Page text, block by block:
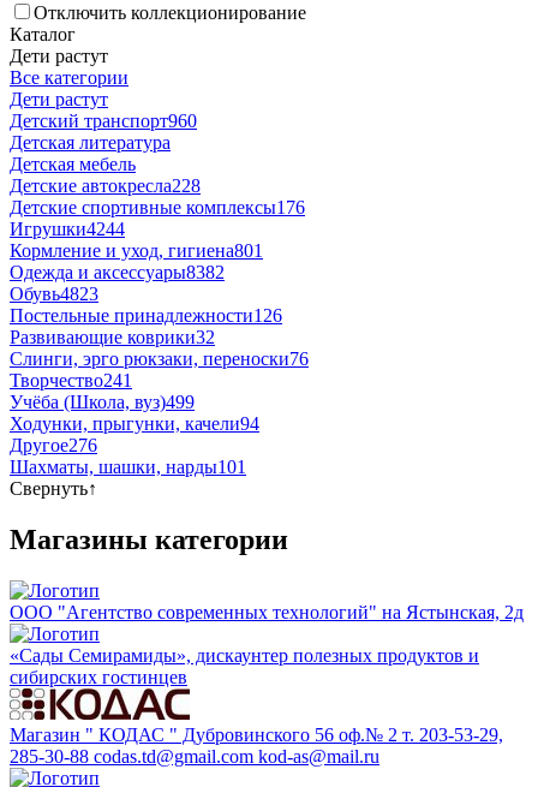
Отключить коллекционирование
Каталог
Дети растут
Все категории
Дети растут
Детский транспорт960
Детская литература
Детская мебель
Детские автокресла228
Детские спортивные комплексы176
Игрушки4244
Кормление и уход, гигиена801
Одежда и аксессуары8382
Обувь4823
Постельные принадлежности126
Развивающие коврики32
Слинги, эрго рюкзаки, переноски76
Творчество241
Учёба (Школа, вуз)499
Ходунки, прыгунки, качели94
Другое276
Шахматы, шашки, нарды101
Свернуть↑
Магазины категории
ООО "Агентство современных технологий" на Ястынская, 2д
«Сады Семирамиды», дискаунтер полезных продуктов и
сибирских гостинцев
Магазин " КОДАС " Дубровинского 56 оф.№ 2 т. 203-53-29,
285-30-88 codas.td@gmail.com kod-as@mail.ru